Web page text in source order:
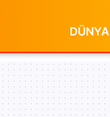
DÜNYA